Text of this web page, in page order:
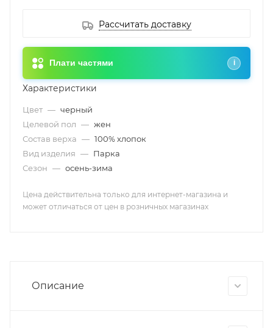
Рассчитать доставку
Плати частями i
Характеристики
Цвет — черный
Целевой пол — жен
Состав верха — 100% хлопок
Вид изделия — Парка
Сезон — осень-зима
Цена действительна только для интернет-магазина и
может отличаться от цен в розничных магазинах
Описание